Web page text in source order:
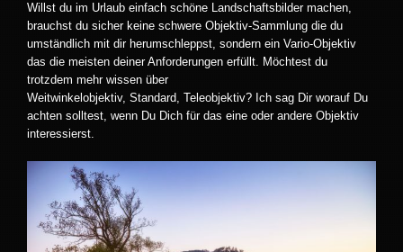
Willst du im Urlaub einfach schöne Landschaftsbilder machen,
brauchst du sicher keine schwere Objektiv-Sammlung die du
umständlich mit dir herumschleppst, sondern ein Vario-Objektiv
das die meisten deiner Anforderungen erfüllt. Möchtest du
trotzdem mehr wissen über
Weitwinkelobjektiv, Standard, Teleobjektiv? Ich sag Dir worauf Du
achten solltest, wenn Du Dich für das eine oder andere Objektiv
interessierst.